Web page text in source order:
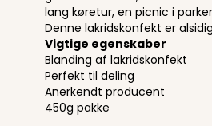
lang køretur, en picnic i
Denne lakridskonfekt er
Vigtige egenskaber
Blanding af lakridskonfekt
Perfekt til deling
Anerkendt producent
450g pakke